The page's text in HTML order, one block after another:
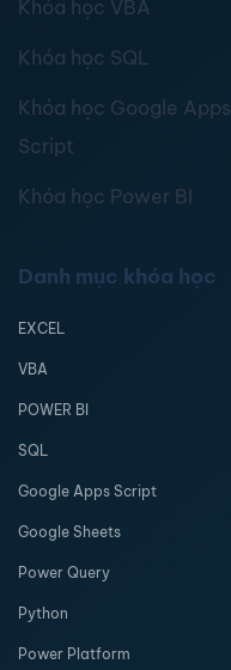
Khóa học VBA
Khóa học SQL
Khóa học Google Apps
Script
Khóa học Power BI
Danh mục khóa học
EXCEL
VBA
POWER BI
SQL
Google Apps Script
Google Sheets
Power Query
Python
Power Platform